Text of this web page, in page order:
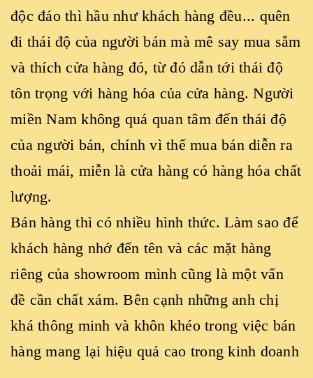
độc đáo thì hầu như khách hàng đều... quên
đi thái độ của người bán mà mê say mua sắm
và thích cửa hàng đó, từ đó dẫn tới thái độ
tôn trọng với hàng hóa của cửa hàng. Người
miền Nam không quá quan tâm đến thái độ
của người bán, chính vì thế mua bán diễn ra
thoải mái, miễn là cửa hàng có hàng hóa chất
lượng.
Bán hàng thì có nhiều hình thức. Làm sao để
khách hàng nhớ đến tên và các mặt hàng
riêng của showroom mình cũng là một vấn
đề cần chất xám. Bên cạnh những anh chị
khá thông minh và khôn khéo trong việc bán
hàng mang lại hiệu quả cao trong kinh doanh